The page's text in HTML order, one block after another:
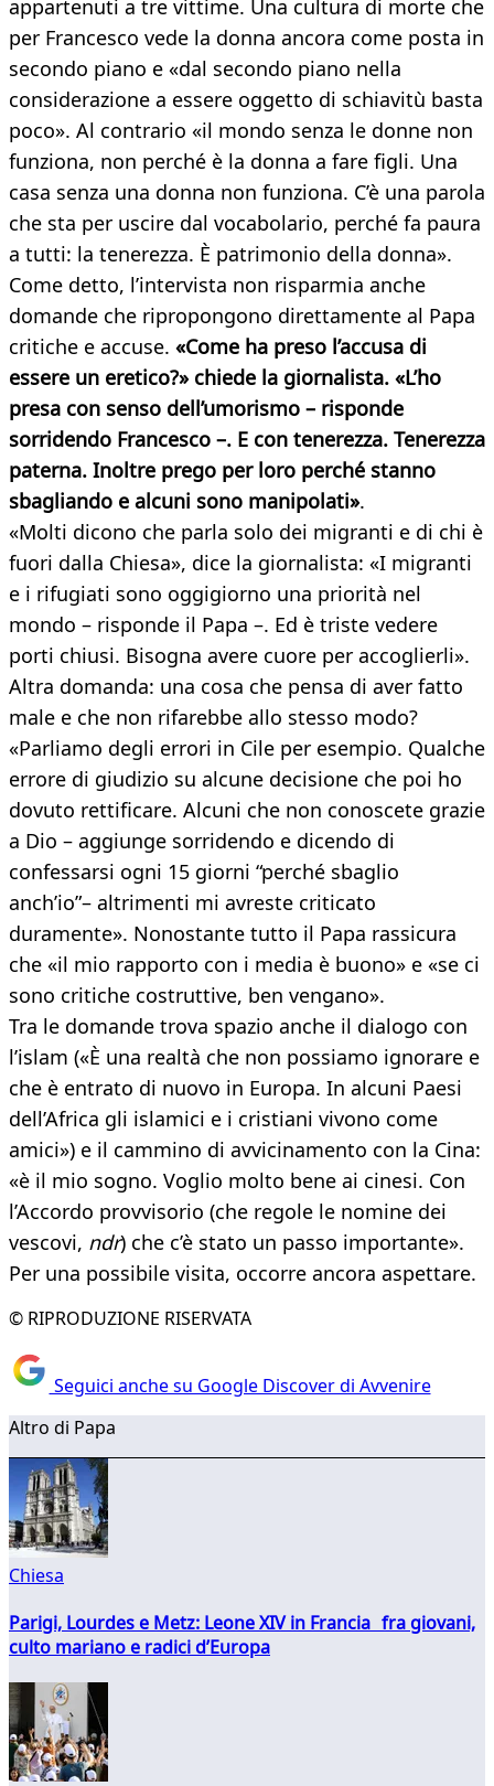
appartenuti a tre vittime. Una cultura di morte che
per Francesco vede la donna ancora come posta in
secondo piano e «dal secondo piano nella
considerazione a essere oggetto di schiavitù basta
poco». Al contrario «il mondo senza le donne non
funziona, non perché è la donna a fare figli. Una
casa senza una donna non funziona. C’è una parola
che sta per uscire dal vocabolario, perché fa paura
a tutti: la tenerezza. È patrimonio della donna».
Come detto, l’intervista non risparmia anche
domande che ripropongono direttamente al Papa
critiche e accuse. «Come ha preso l’accusa di
essere un eretico?» chiede la giornalista. «L’ho
presa con senso dell’umorismo – risponde
sorridendo Francesco –. E con tenerezza. Tenerezza
paterna. Inoltre prego per loro perché stanno
sbagliando e alcuni sono manipolati».
«Molti dicono che parla solo dei migranti e di chi è
fuori dalla Chiesa», dice la giornalista: «I migranti
e i rifugiati sono oggigiorno una priorità nel
mondo – risponde il Papa –. Ed è triste vedere
porti chiusi. Bisogna avere cuore per accoglierli».
Altra domanda: una cosa che pensa di aver fatto
male e che non rifarebbe allo stesso modo?
«Parliamo degli errori in Cile per esempio. Qualche
errore di giudizio su alcune decisione che poi ho
dovuto rettificare. Alcuni che non conoscete grazie
a Dio – aggiunge sorridendo e dicendo di
confessarsi ogni 15 giorni “perché sbaglio
anch’io”– altrimenti mi avreste criticato
duramente». Nonostante tutto il Papa rassicura
che «il mio rapporto con i media è buono» e «se ci
sono critiche costruttive, ben vengano».
Tra le domande trova spazio anche il dialogo con
l’islam («È una realtà che non possiamo ignorare e
che è entrato di nuovo in Europa. In alcuni Paesi
dell’Africa gli islamici e i cristiani vivono come
amici») e il cammino di avvicinamento con la Cina:
«è il mio sogno. Voglio molto bene ai cinesi. Con
l’Accordo provvisorio (che regole le nomine dei
vescovi, ndr) che c’è stato un passo importante».
Per una possibile visita, occorre ancora aspettare.
© RIPRODUZIONE RISERVATA
Seguici anche su Google Discover di Avvenire
Altro di Papa
Chiesa
Parigi, Lourdes e Metz: Leone XIV in Francia fra giovani,
culto mariano e radici d’Europa